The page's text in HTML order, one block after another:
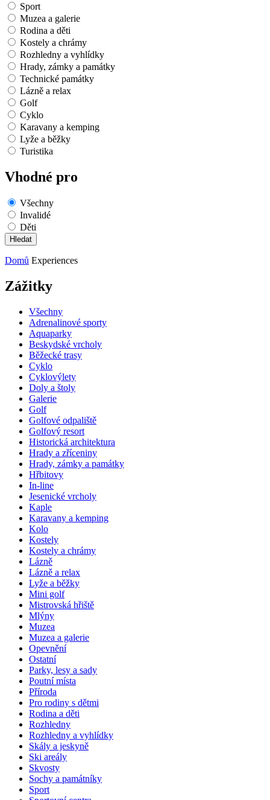
Sport
Muzea a galerie
Rodina a děti
Kostely a chrámy
Rozhledny a vyhlídky
Hrady, zámky a památky
Technické památky
Lázně a relax
Golf
Cyklo
Karavany a kemping
Lyže a běžky
Turistika
Vhodné pro
Všechny
Invalidé
Děti
Domů Experiences
Zážitky
Všechny
Adrenalinové sporty
Aquaparky
Beskydské vrcholy
Běžecké trasy
Cyklo
Cyklovýlety
Doly a štoly
Galerie
Golf
Golfové odpaliště
Golfový resort
Historická architektura
Hrady a zříceniny
Hrady, zámky a památky
Hřbitovy
In-line
Jesenické vrcholy
Kaple
Karavany a kemping
Kolo
Kostely
Kostely a chrámy
Lázně
Lázně a relax
Lyže a běžky
Mini golf
Mistrovská hřiště
Mlýny
Muzea
Muzea a galerie
Opevnění
Ostatní
Parky, lesy a sady
Poutní místa
Příroda
Pro rodiny s dětmi
Rodina a děti
Rozhledny
Rozhledny a vyhlídky
Skály a jeskyně
Ski areály
Skvosty
Sochy a památníky
Sport